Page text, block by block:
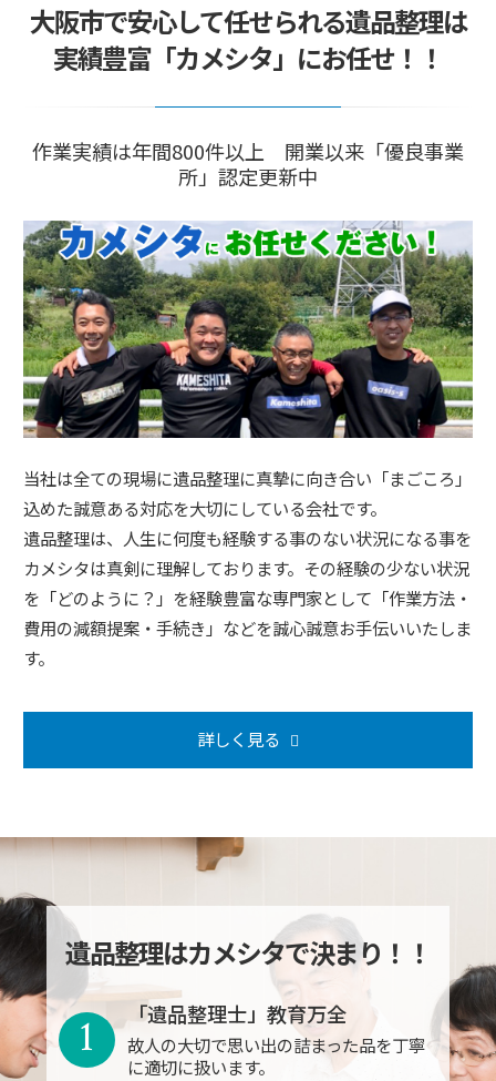
大阪市で安心して任せられる遺品整理は
実績豊富「カメシタ」にお任せ！！
作業実績は年間800件以上 開業以来「優良事業
所」認定更新中
当社は全ての現場に遺品整理に真摯に向き合い「まごころ」
込めた誠意ある対応を大切にしている会社です。
遺品整理は、人生に何度も経験する事のない状況になる事を
カメシタは真剣に理解しております。その経験の少ない状況
を「どのように？」を経験豊富な専門家として「作業方法・
費用の減額提案・手続き」などを誠心誠意お手伝いいたしま
す。
詳しく見る
遺品整理はカメシタで決まり！！
「遺品整理士」教育万全
故人の大切で思い出の詰まった品を丁寧
に適切に扱います。
1